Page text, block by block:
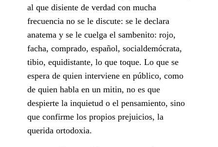
al que disiente de verdad con mucha
frecuencia no se le discute: se le declara
anatema y se le cuelga el sambenito: rojo,
facha, comprado, español, socialdemócrata,
tibio, equidistante, lo que toque. Lo que se
espera de quien interviene en público, como
de quien habla en un mitin, no es que
despierte la inquietud o el pensamiento, sino
que confirme los propios prejuicios, la
querida ortodoxia.